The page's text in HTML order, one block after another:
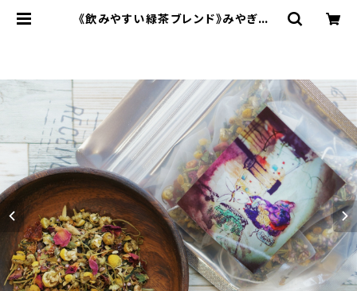
《飲みやすい緑茶ブレンド》みやぎの |